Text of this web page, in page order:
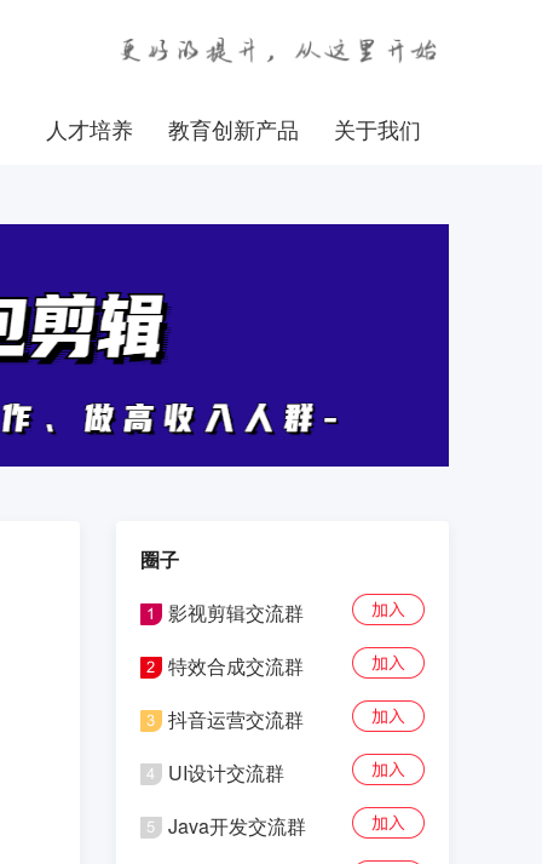
人才培养 教育创新产品 关于我们
圈子
影视剪辑交流群
特效合成交流群
抖音运营交流群
UI设计交流群
Java开发交流群